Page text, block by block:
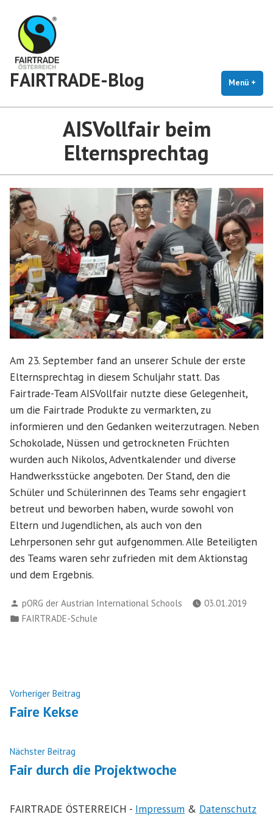
Inhalt
springen
FAIRTRADE-Blog Menü +
AISVollfair beim
Elternsprechtag
Am 23. September fand an unserer Schule der erste
Elternsprechtag in diesem Schuljahr statt. Das
Fairtrade-Team AISVollfair nutzte diese Gelegenheit,
um die Fairtrade Produkte zu vermarkten, zu
informieren und den Gedanken weiterzutragen. Neben
Schokolade, Nüssen und getrockneten Früchten
wurden auch Nikolos, Adventkalender und diverse
Handwerksstücke angeboten. Der Stand, den die
Schüler und Schülerinnen des Teams sehr engagiert
betreut und beworben haben, wurde sowohl von
Eltern und Jugendlichen, als auch von den
Lehrpersonen sehr gut aufgenommen. Alle Beteiligten
des Teams waren sehr zufrieden mit dem Aktionstag
und dem Ergebnis.
Verfasst
von
pORG der Austrian International Schools
03.01.2019
Veröffentlicht
FAIRTRADE-Schule
Beitragsnavigation
Vorheriger Beitrag
Faire Kekse
Nächster Beitrag
Beitrag:
Fair durch die Projektwoche
FAIRTRADE ÖSTERREICH - Impressum & Datenschutz